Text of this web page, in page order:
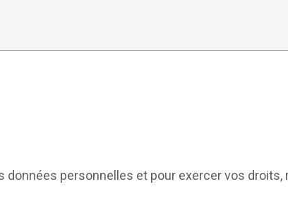
données personnelles et pour exercer vos droits,